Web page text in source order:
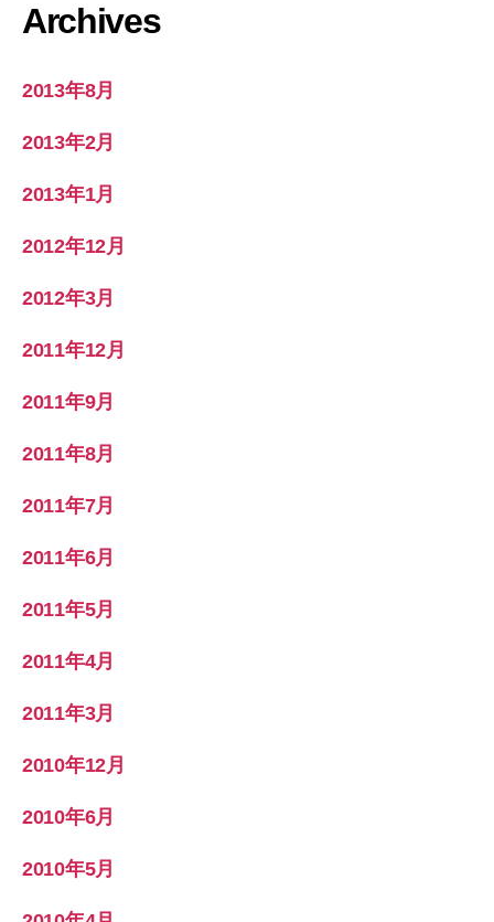
Archives
2013年8月
2013年2月
2013年1月
2012年12月
2012年3月
2011年12月
2011年9月
2011年8月
2011年7月
2011年6月
2011年5月
2011年4月
2011年3月
2010年12月
2010年6月
2010年5月